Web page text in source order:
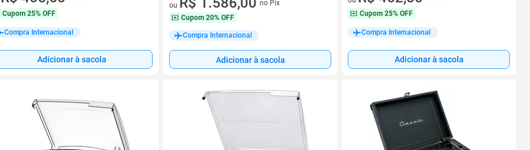
Cupom 25% OFF
Compra Internacional
Adicionar à sacola
ou
no Pix
Cupom 20% OFF
Compra Internacional
Adicionar à sacola
Cupom 25% OFF
Compra Internacional
Adicionar à sacola